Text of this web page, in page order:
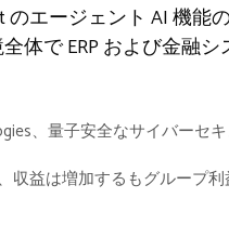
のエージェント AI 機
体で ERP および金融
、量子安全なサイバーセ
収益は増加するもグループ